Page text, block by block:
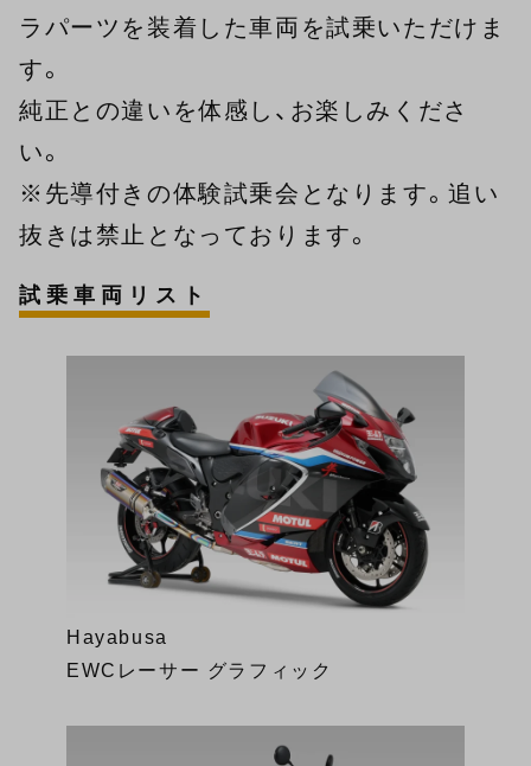
ラパーツを装着した車両を試乗いただけま
す。
純正との違いを体感し、お楽しみくださ
い。
※先導付きの体験試乗会となります。追い
抜きは禁止となっております。
試乗車両リスト
Hayabusa
EWCレーサー グラフィック